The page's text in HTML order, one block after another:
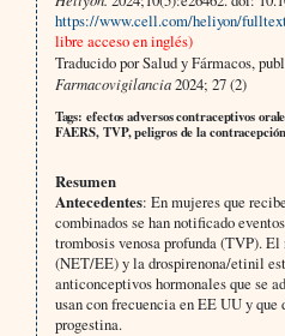
https://www.cell.com/heliyon/
libre acceso en inglés)
Traducido por Salud y Fármacos,
Farmacovigilancia2024; 27 (2)
Tags: efectos adversos contraceptivos
FAERS, TVP, peligros de la
Resumen
Antecedentes: En mujeres que
combinados se han notificado
trombosis venosa profunda (TVP).
(NET/EE) y la drospirenona/etinil
anticonceptivos hormonales que se
usan con frecuencia en EE UU y que
progestina.